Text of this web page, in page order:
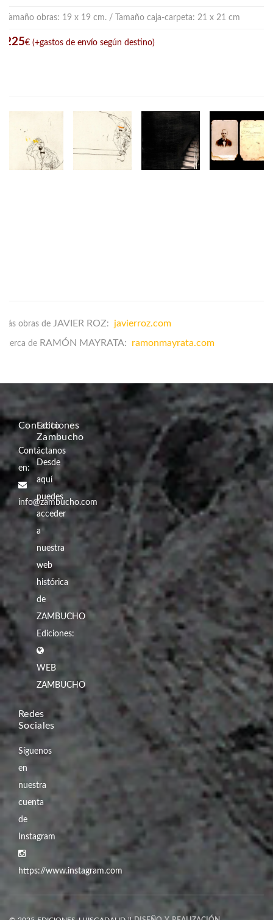
Tamaño obras: 19 x 19 cm. / Tamaño caja-carpeta: 21 x 21 cm
225€ (+gastos de envío según destino)
Más obras de JAVIER ROZ: javierroz.com
Acerca de RAMÓN MAYRATA: ramonmayrata.com
Contacto
Contáctanos
en:
info@zambucho.com
Ediciones
Zambucho
Desde
aquí
puedes
acceder
a
nuestra
web
histórica
de
ZAMBUCHO
Ediciones:
WEB
ZAMBUCHO
Redes
Sociales
Síguenos
en
nuestra
cuenta
de
Instagram
https://www.instagram.com